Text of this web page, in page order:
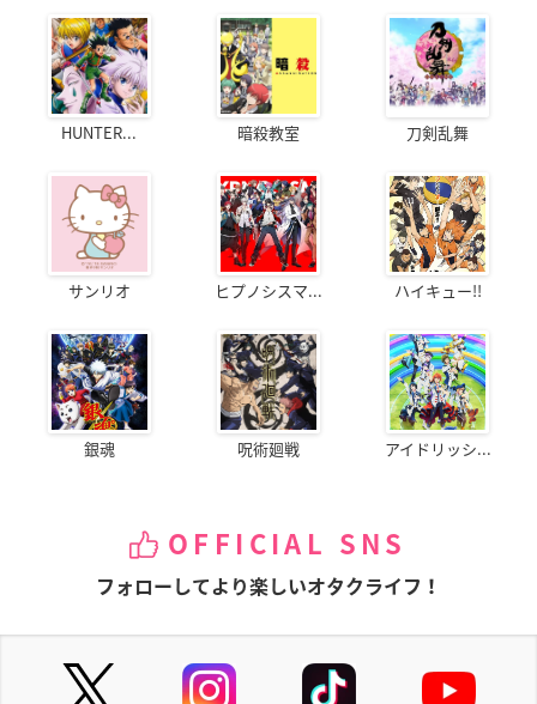
HUNTER... 暗殺教室 刀剣乱舞
サンリオ ヒプノシスマ... ハイキュー!!
銀魂 呪術廻戦 アイドリッシ...
OFFICIAL SNS
フォローしてより楽しいオタクライフ！